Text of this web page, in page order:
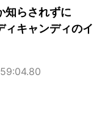
知らされずに
ィキャンディのイ